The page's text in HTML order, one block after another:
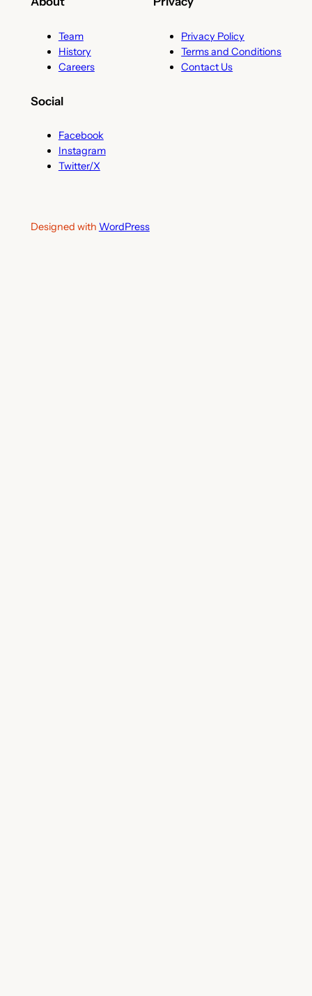
Team
History
Careers
Privacy Policy
Terms and Conditions
Contact Us
Social
Facebook
Instagram
Twitter/X
Designed with WordPress